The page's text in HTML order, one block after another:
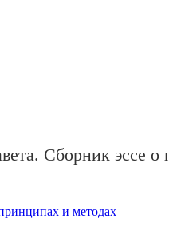
Сборник эссе